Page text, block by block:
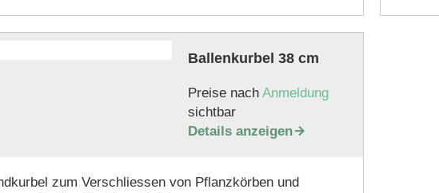
Ballenkurbel 38 cm
Preise nach Anmeldung
sichtbar
Details anzeigen
zum Verschliessen von Pflanzkörben und